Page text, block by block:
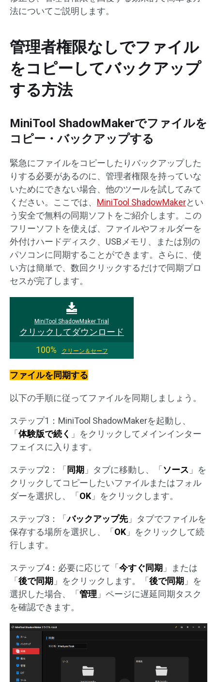
法についてご説明します。
管理者権限なしでファイル
をコピーしてバックアップ
する方法
MiniTool ShadowMakerでファイルを
コピー・バックアップする
緊急にファイルをコピーしたりバックアップした
りする必要があるのに、管理者権限を持っていな
いためにできない場合、他のツールを試してみて
ください。ここでは、 MiniTool ShadowMakerとい
う安全で無料の同期ソフトをご紹介します。この
フリーソフトを使えば、ファイルやフォルダーを
外付けハードディスク、USBメモリ、または別の
パソコンに同期することができます。さらに、使
い方は簡単で、数回クリックするだけで同期プロ
セスが完了します。
MiniTool ShadowMaker Trial
クリックしてダウンロード
100%
クリーン＆セーフ
ファイルを同期する
以下の手順に従ってファイルを同期しましょう。
ステップ1：MiniTool ShadowMakerを起動し、
「 体験版で続く 」をクリックしてメインインター
フェイスに入ります。
ステップ2：「 同期 」タブに移動し、「 ソース 」を
クリックしてコピーしたいファイルまたはフォル
ダーを選択し、「 OK 」をクリックします。
ステップ3：「バックアップ先」タブでファイルを
保存する場所を選択し、「 OK 」をクリックして続
行します。
ステップ4：必要に応じて「 今すぐ同期 」または
「 後で同期 」をクリックします。「 後で同期 」を
選択した場合、「 管理 」ページに遅延同期タスク
を確認できます。